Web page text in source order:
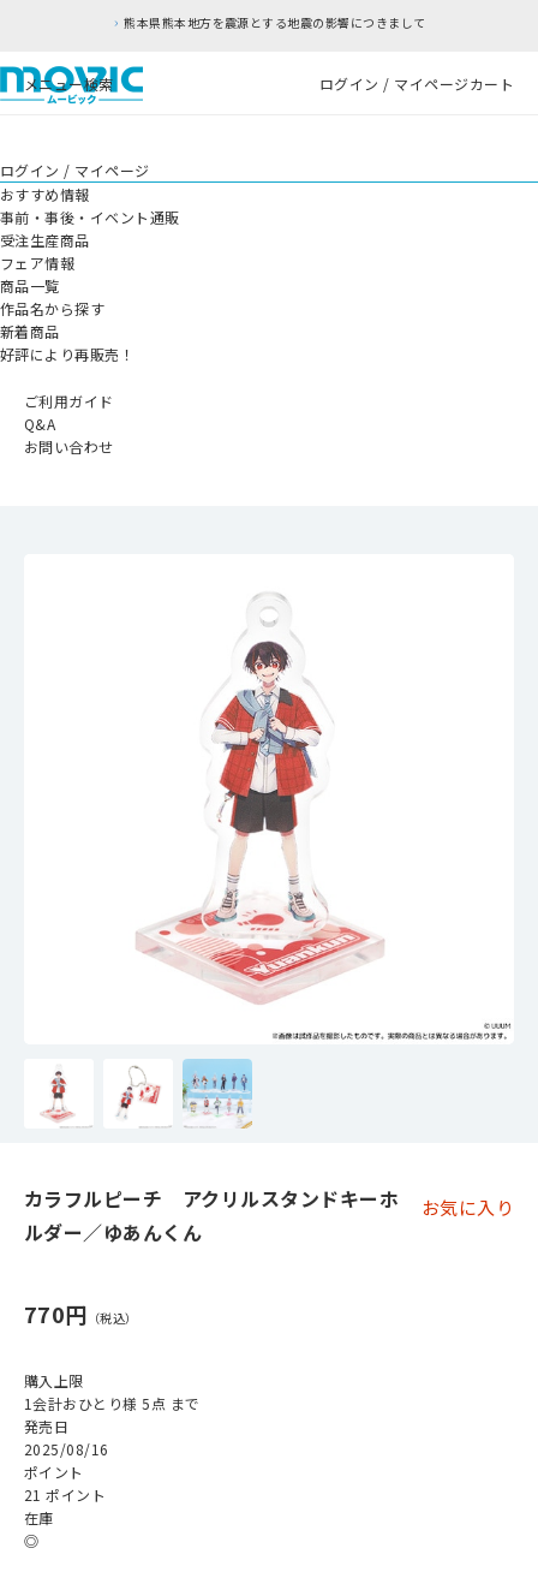
熊本県熊本地方を震源とする地震の影響につきまして
メニュー検索 ログイン / マイページカート
ログイン / マイページ
おすすめ情報
事前・事後・イベント通販
受注生産商品
フェア情報
商品一覧
作品名から探す
新着商品
好評により再販売！
ご利用ガイド
Q&A
お問い合わせ
カラフルピーチ アクリルスタンドキーホ
ルダー／ゆあんくん
お気に入り
770円
購入上限
1会計おひとり様 5点 まで
発売日
2025/08/16
ポイント
21 ポイント
在庫
◎